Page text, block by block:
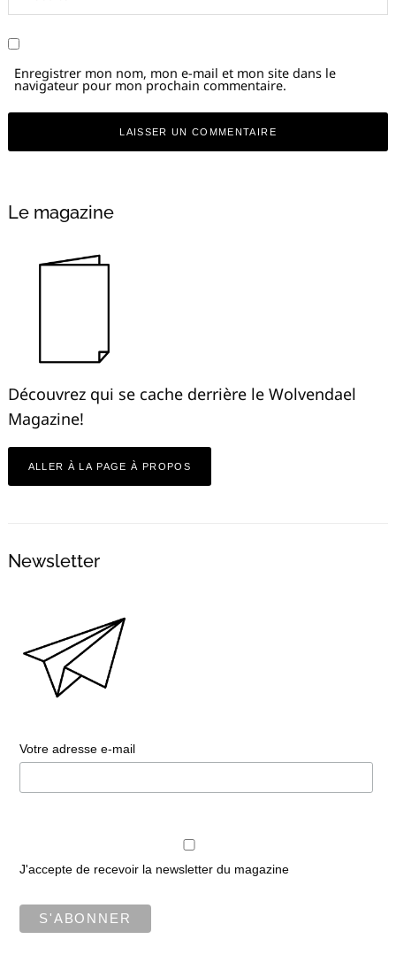
Enregistrer mon nom, mon e-mail et mon site dans le
navigateur pour mon prochain commentaire.
Le magazine
Découvrez qui se cache derrière le Wolvendael
Magazine!
ALLER À LA PAGE À PROPOS
Newsletter
Votre adresse e-mail
J'accepte de recevoir la newsletter du magazine